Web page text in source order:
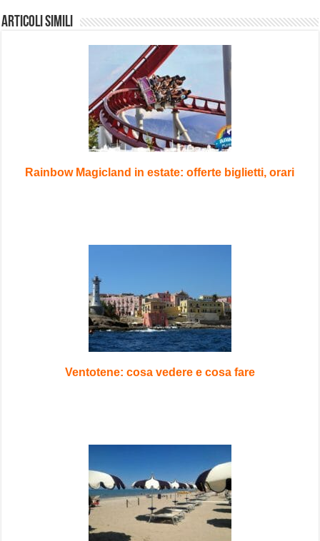
Articoli Simili
Rainbow Magicland in estate: offerte biglietti, orari
Ventotene: cosa vedere e cosa fare